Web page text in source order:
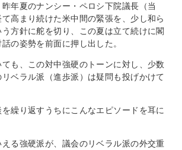
年夏のナンシー・ペロシ下院議長（当
高まり続けた米中間の緊張を、少し和ら
方針に舵を切り、この夏は立て続けに閣
の姿勢を前面に押し出した。
も、この対中強硬のトーンに対し、少数
ベラル派（進歩派）は疑問も投げかけて
繰り返すうちにこんなエピソードを耳に
る強硬派が、議会のリベラル派の外交重